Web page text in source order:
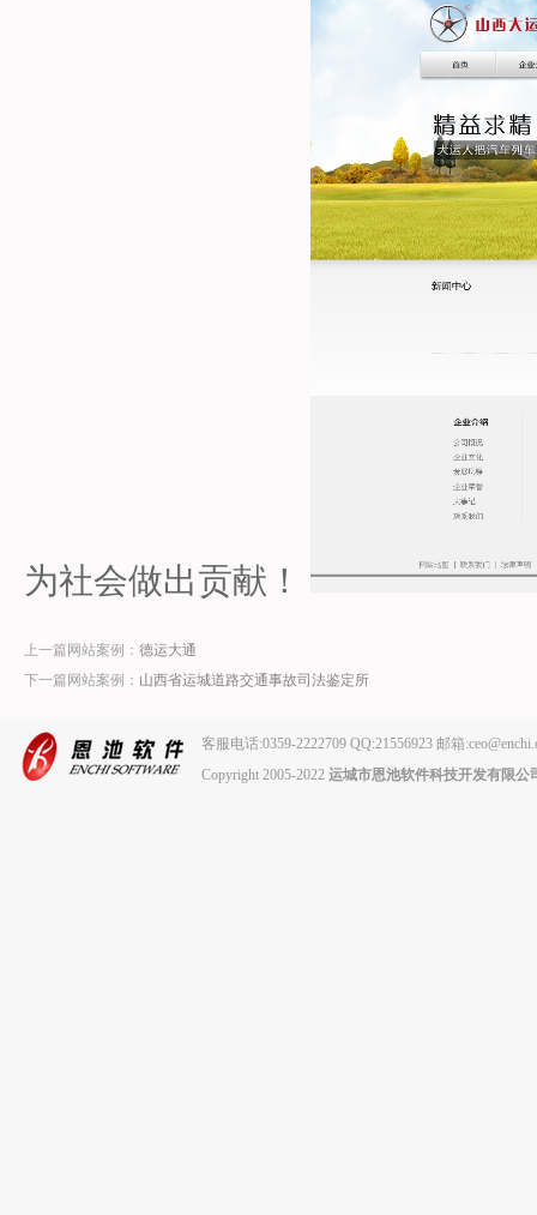
为社会做出贡献！
上一篇网站案例： 德运大通
下一篇网站案例： 山西省运城道路交通事故司法鉴定所
客服电话:0359-2222709 QQ:21556923 邮箱
Copyright 2005-2022 运城市恩池软件科技开发有限公